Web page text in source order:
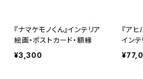
『ナマケモノくん』インテリア
絵画・ポストカード・額縁
¥3,300
『アヒ
インテ